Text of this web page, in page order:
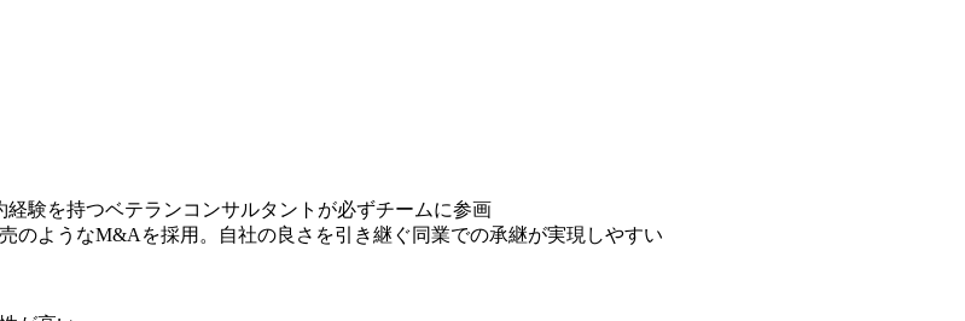
験を持つベテランコンサルタント が必ずチームに参画
のようなM&Aを採用。
自社の良さを引き継ぐ同業での承継が実現 しやすい